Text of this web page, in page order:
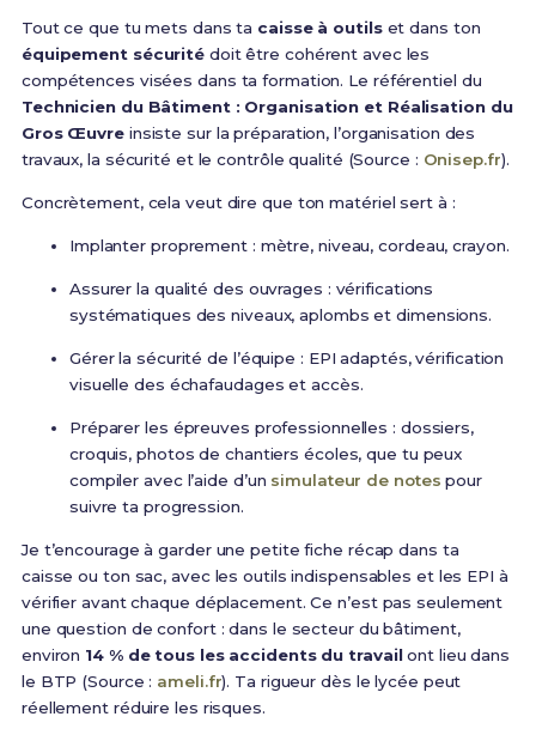
Tout ce que tu mets dans ta caisse à outilset dans ton
équipement sécurité doit être cohérent avec les
compétences visées dans ta formation. Le référentiel du
Technicien du Bâtiment : Organisation et Réalisation du
Gros Œuvreinsiste sur la préparation, l’organisation des
travaux, la sécurité et le contrôle qualité (Source : Onisep.fr).
Concrètement, cela veut dire que ton matériel sert à :
Implanter proprement : mètre, niveau, cordeau, crayon.
Assurer la qualité des ouvrages : vérifications
systématiques des niveaux, aplombs et dimensions.
Gérer la sécurité de l’équipe : EPI adaptés, vérification
visuelle des échafaudages et accès.
Préparer les épreuves professionnelles : dossiers,
croquis, photos de chantiers écoles, que tu peux
compiler avec l’aide d’un simulateur de notes pour
suivre ta progression.
Je t’encourage à garder une petite fiche récap dans ta
caisse ou ton sac, avec les outils indispensables et les EPI à
vérifier avant chaque déplacement. Ce n’est pas seulement
une question de confort : dans le secteur du bâtiment,
environ 14 % de tous les accidents du travailont lieu dans
le BTP (Source : ameli.fr). Ta rigueur dès le lycée peut
réellement réduire les risques.